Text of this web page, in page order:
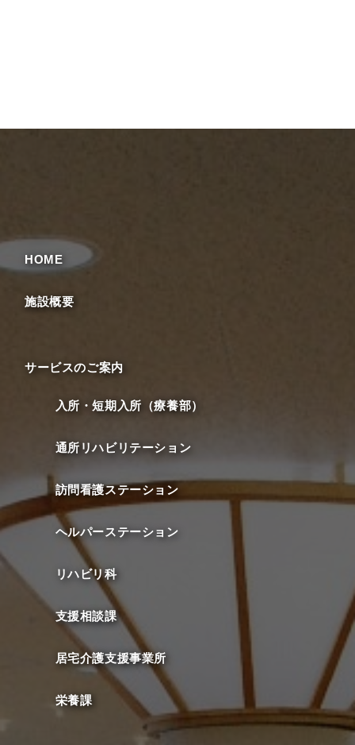
HOME
施設概要
サービスのご案内
入所・短期入所（療養部）
通所リハビリテーション
訪問看護ステーション
ヘルパーステーション
リハビリ科
支援相談課
居宅介護支援事業所
栄養課